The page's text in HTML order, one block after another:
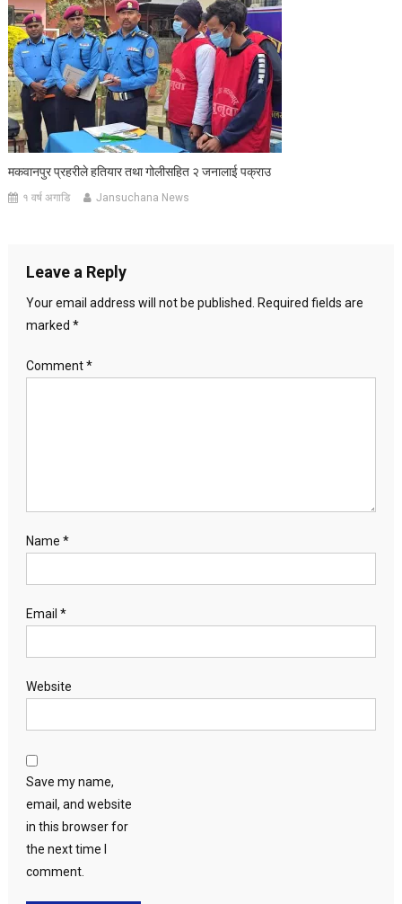
मकवानपुर प्रहरीले हतियार तथा गोलीसहित २ जनालाई पक्राउ
१ वर्ष अगाडि Jansuchana News
Leave a Reply
Your email address will not be published. Required fields are
marked *
Comment*
Name *
Email *
Website
Save my name,
email, and website
in this browser for
the next time I
comment.